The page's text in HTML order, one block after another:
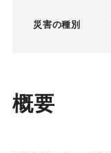
災害の種別
概要